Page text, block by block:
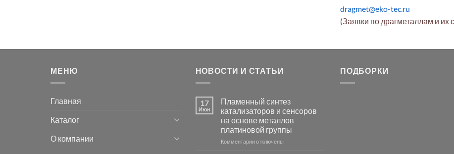
dragmet@eko-tec.ru
(Заявки по драгметаллам и их
МЕНЮ
Главная
Каталог
О компании
НОВОСТИ И СТАТЬИ
17
Июн
Пламенный синтез
катализаторов и сенсоров
на основе металлов
платиновой группы
Комментариикотключены
ПОДБОРКИ